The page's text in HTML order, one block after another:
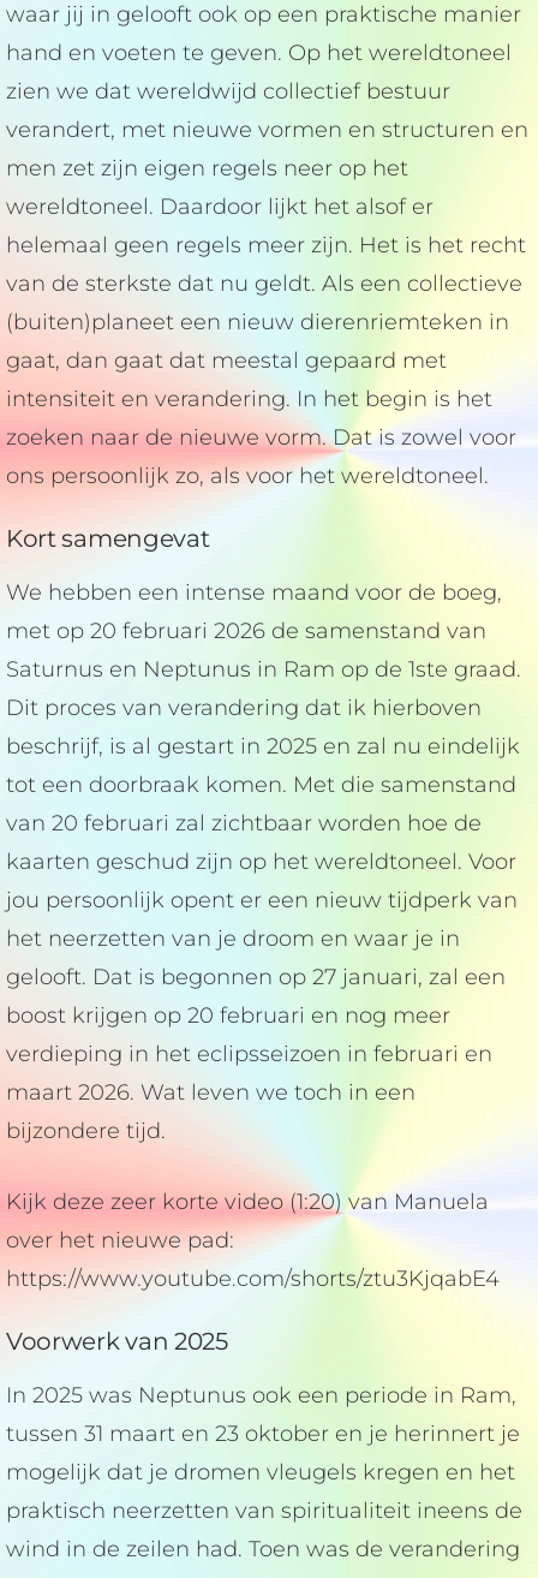
waar jij in gelooft ook op een praktische manier
hand en voeten te geven. Op het wereldtoneel
zien we dat wereldwijd collectief bestuur
verandert, met nieuwe vormen en structuren en
men zet zijn eigen regels neer op het
wereldtoneel. Daardoor lijkt het alsof er
helemaal geen regels meer zijn. Het is het recht
van de sterkste dat nu geldt. Als een collectieve
(buiten)planeet een nieuw dierenriemteken in
gaat, dan gaat dat meestal gepaard met
intensiteit en verandering. In het begin is het
zoeken naar de nieuwe vorm. Dat is zowel voor
ons persoonlijk zo, als voor het wereldtoneel.
Kort samengevat
We hebben een intense maand voor de boeg,
met op 20 februari 2026 de samenstand van
Saturnus en Neptunus in Ram op de 1ste graad.
Dit proces van verandering dat ik hierboven
beschrijf, is al gestart in 2025 en zal nu eindelijk
tot een doorbraak komen. Met die samenstand
van 20 februari zal zichtbaar worden hoe de
kaarten geschud zijn op het wereldtoneel. Voor
jou persoonlijk opent er een nieuw tijdperk van
het neerzetten van je droom en waar je in
gelooft. Dat is begonnen op 27 januari, zal een
boost krijgen op 20 februari en nog meer
verdieping in het eclipsseizoen in februari en
maart 2026. Wat leven we toch in een
bijzondere tijd.
Kijk deze zeer korte video (1:20) van Manuela
over het nieuwe pad:
https://www.youtube.com/shorts/ztu3KjqabE4
Voorwerk van 2025
In 2025 was Neptunus ook een periode in Ram,
tussen 31 maart en 23 oktober en je herinnert je
mogelijk dat je dromen vleugels kregen en het
praktisch neerzetten van spiritualiteit ineens de
wind in de zeilen had. Toen was de verandering